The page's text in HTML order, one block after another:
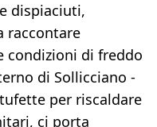
dispiaciuti,
raccontare
condizioni di freddo
di Sollicciano -
per riscaldare
ci porta